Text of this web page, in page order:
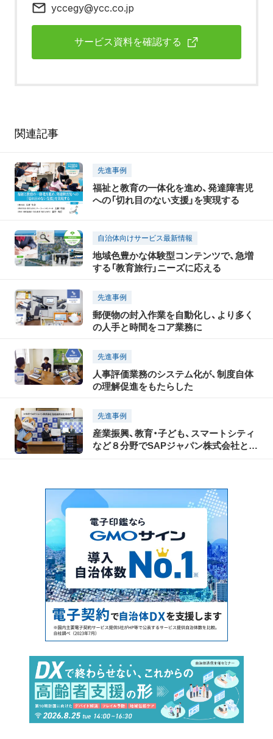
yccegy@ycc.co.jp
サービス資料を確認する
関連記事
先進事例
福祉と教育の一体化を進め、発達障害児
への「切れ目のない支援」を実現する
自治体向けサービス最新情報
地域色豊かな体験型コンテンツで、急増
する「教育旅行」ニーズに応える
先進事例
郵便物の封入作業を自動化し、より多く
の人手と時間をコア業務に
先進事例
人事評価業務のシステム化が、制度自体
の理解促進をもたらした
先進事例
産業振興、教育・子ども、スマートシティ
など８分野でSAPジャパン株式会社との